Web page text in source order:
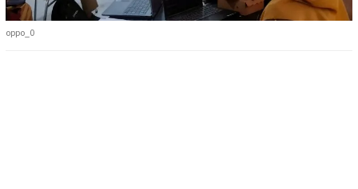
oppo_0